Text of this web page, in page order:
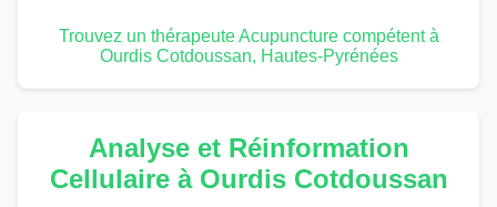
Trouvez un thérapeute Acupuncture compétent à
Ourdis Cotdoussan, Hautes-Pyrénées
Analyse et Réinformation
Cellulaire à Ourdis Cotdoussan